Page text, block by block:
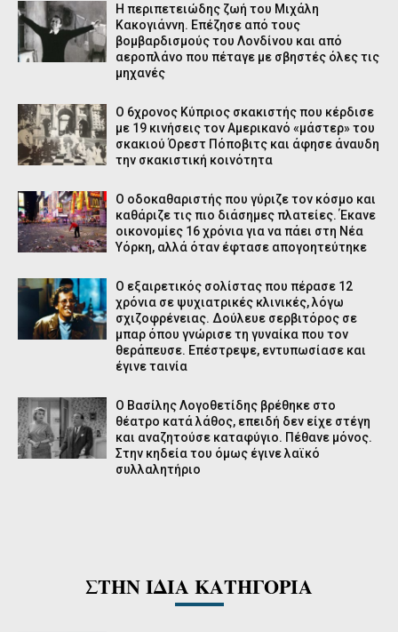
Η περιπετειώδης ζωή του Μιχάλη
Κακογιάννη. Επέζησε από τους
βομβαρδισμούς του Λονδίνου και από
αεροπλάνο που πέταγε με σβηστές όλες τις
μηχανές
Ο 6χρονος Κύπριος σκακιστής που κέρδισε
με 19 κινήσεις τον Αμερικανό «μάστερ» του
σκακιού Όρεστ Πόποβιτς και άφησε άναυδη
την σκακιστική κοινότητα
Ο οδοκαθαριστής που γύριζε τον κόσμο και
καθάριζε τις πιο διάσημες πλατείες. Έκανε
οικονομίες 16 χρόνια για να πάει στη Νέα
Υόρκη, αλλά όταν έφτασε απογοητεύτηκε
Ο εξαιρετικός σολίστας που πέρασε 12
χρόνια σε ψυχιατρικές κλινικές, λόγω
σχιζοφρένειας. Δούλευε σερβιτόρος σε
μπαρ όπου γνώρισε τη γυναίκα που τον
θεράπευσε. Επέστρεψε, εντυπωσίασε και
έγινε ταινία
Ο Βασίλης Λογοθετίδης βρέθηκε στο
θέατρο κατά λάθος, επειδή δεν είχε στέγη
και αναζητούσε καταφύγιο. Πέθανε μόνος.
Στην κηδεία του όμως έγινε λαϊκό
συλλαλητήριο
ΣΤΗΝ ΙΔΙΑ ΚΑΤΗΓΟΡΙΑ